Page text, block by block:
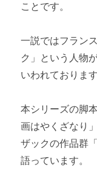
ことです。
一説ではフラン
ク」という人物
いわれております
本シリーズの脚
画はやくざなり
ザックの作品群
語っています。